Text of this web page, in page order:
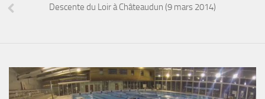
SORTIES
Sorties 2024
Sorties 2023
Descente du Loir à Châteaudun (9 mars 2014)